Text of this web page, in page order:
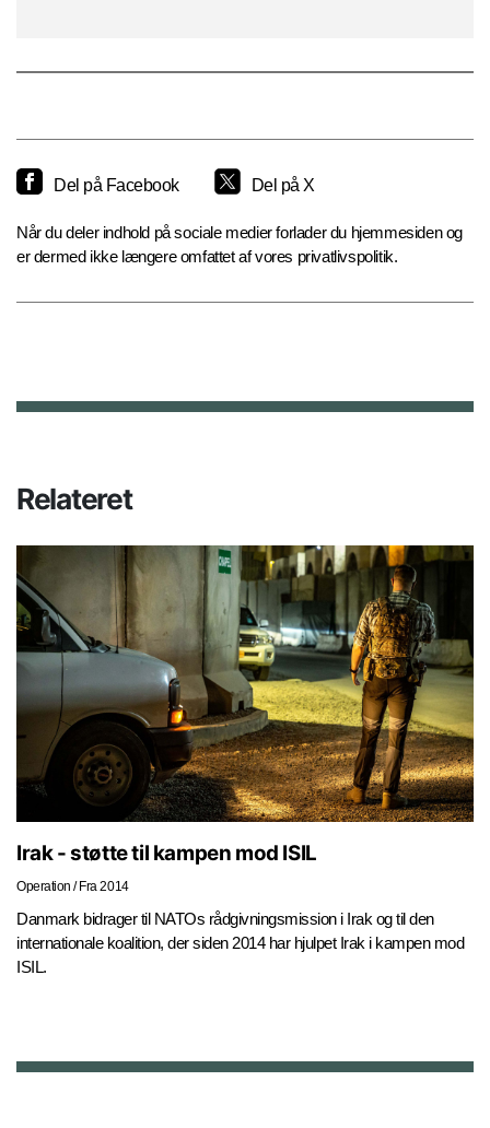
Del på Facebook Del på X
Når du deler indhold på sociale medier forlader du hjemmesiden og
er dermed ikke længere omfattet af vores privatlivspolitik.
Relateret
Irak - støtte til kampen mod ISIL
Operation / Fra 2014
Danmark bidrager til NATOs rådgivningsmission i Irak og til den
internationale koalition, der siden 2014 har hjulpet Irak i kampen mod
ISIL.